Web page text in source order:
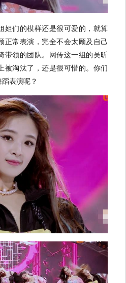
姐们的模样还是很可爱的，就算
正常表演，完全不会太顾及自己
带领的团队。网传这一组的吴昕
被淘汰了，还是很可惜的。你们
表演呢？